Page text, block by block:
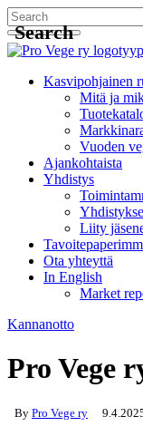
Skip
to
main
Search
Close
Menu
Kasvipohjainen
Mitä ja
Vuoden
Ajankohtaista
Yhdistys
Liity
Ota yhteyttä
In English
Market
Kannanotto
Pro Vege
By Pro Vege ry